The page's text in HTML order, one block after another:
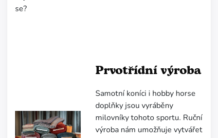
se?
Prvotřídní výroba
Samotní koníci i hobby horse
doplňky jsou vyráběny
milovníky tohoto sportu. Ruční
výroba nám umožňuje vytvářet